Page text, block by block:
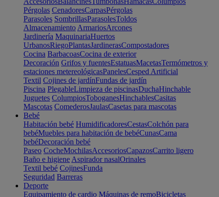
Pérgolas CenadoresCarpasPérgolas
Parasoles SombrillasParasolesToldos
Almacenamiento ArmariosArcones
Jardinería MaquinariaHuertos
UrbanosRiegoPlantasJardinerasCompostadores
Cocina BarbacoasCocina de exterior
Decoración Grifos y fuentesEstatuasMacetasTermómetros y
estaciones metereológicasPanelesCesped Artificial
Textil Cojines de jardínFundas de jardín
Piscina PlegableLimpieza de piscinasDuchaHinchable
Juguetes ColumpiosToboganesHinchablesCasitas
Mascotas ComederosJaulasCasetas para mascotas
Bebé
Habitación bebé HumidificadoresCestasColchón para
bebéMuebles para habitación de bebéCunasCama
bebéDecoración bebé
Paseo CocheMochilasAccesoriosCapazosCarrito ligero
Baño e higiene Aspirador nasalOrinales
Textil bebé CojinesFunda
Seguridad Barreras
Deporte
Equipamiento de cardio Máquinas de remoBicicletas